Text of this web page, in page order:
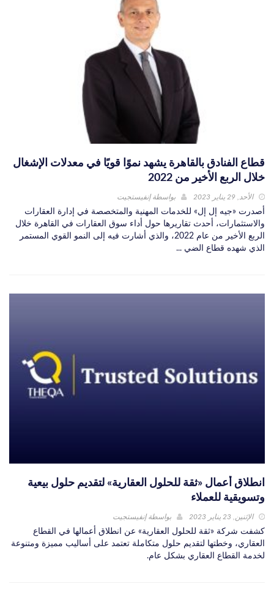
قطاع الفنادق بالقاهرة يشهد نموًا قويًا في معدلات الإشغال
خلال الربع الأخير من 2022
الأحد, 29 يناير 2023 بواسطةإنفيستجيت
أصدرت «جيه إل إل» للخدمات المهنية والمتخصصة في إدارة العقارات
والاستثمارات، أحدث تقاريرها حول أداء سوق العقارات في القاهرة خلال
الربع الأخير من عام 2022، والذي أشارت فيه إلى النمو القوي المستمر
الذي شهده قطاع الضي ...
انطلاق أعمال «ثقة للحلول العقارية» لتقديم حلول بيعية
وتسويقية للعملاء
الإثنين, 23 يناير 2023 بواسطةإنفيستجيت
كشفت شركة «ثقة للحلول العقارية» عن انطلاق أعمالها في القطاع
العقاري، وخطتها لتقديم حلول متكاملة تعتمد على أساليب مميزة ومتنوعة
لخدمة القطاع العقاري بشكل عام.